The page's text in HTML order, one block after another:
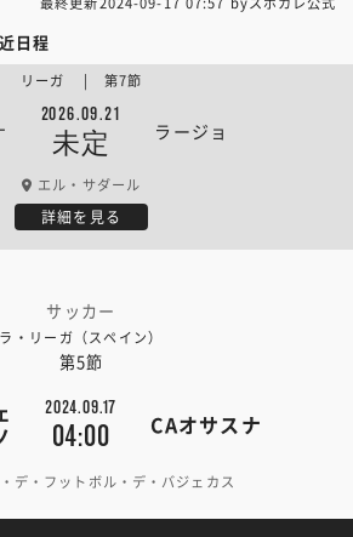
日程
2026.09.21
未定 ラージョ
リーガ | 第7節
エル・サダール
詳細を見る
サッカー
ラ・リーガ（スペイン）
第5節
2024.09.17
04:00 CAオサスナ
デ・フットボル・デ・バジェカス